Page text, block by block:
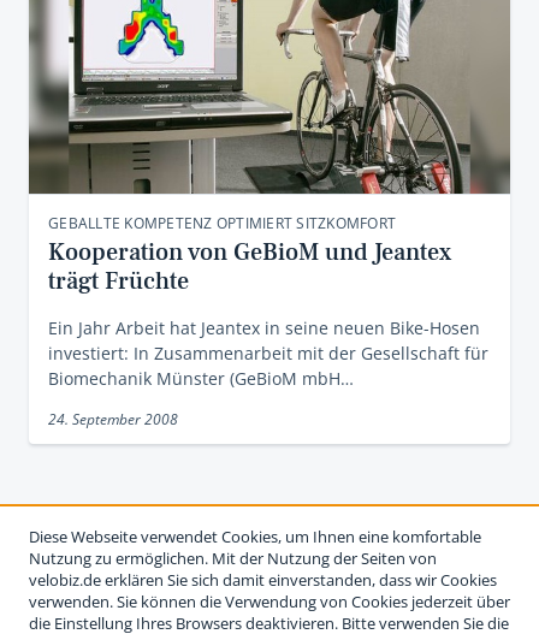
GEBALLTE KOMPETENZ OPTIMIERT SITZKOMFORT
Kooperation von GeBioM und Jeantex
trägt Früchte
Ein Jahr Arbeit hat Jeantex in seine neuen Bike-Hosen
investiert: In Zusammenarbeit mit der Gesellschaft für
Biomechanik Münster (GeBioM mbH…
24. September 2008
Diese Webseite verwendet Cookies, um Ihnen eine komfortable
Nutzung zu ermöglichen. Mit der Nutzung der Seiten von
velobiz.de erklären Sie sich damit einverstanden, dass wir Cookies
verwenden. Sie können die Verwendung von Cookies jederzeit über
die Einstellung Ihres Browsers deaktivieren. Bitte verwenden Sie die